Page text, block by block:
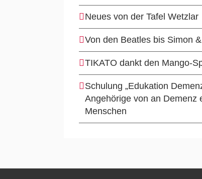
Neues von der Tafel Wetzlar
Von den Beatles bis Simon
TIKATO dankt den Mango-
Schulung „Edukation
Angehörige von an Demenz
Menschen